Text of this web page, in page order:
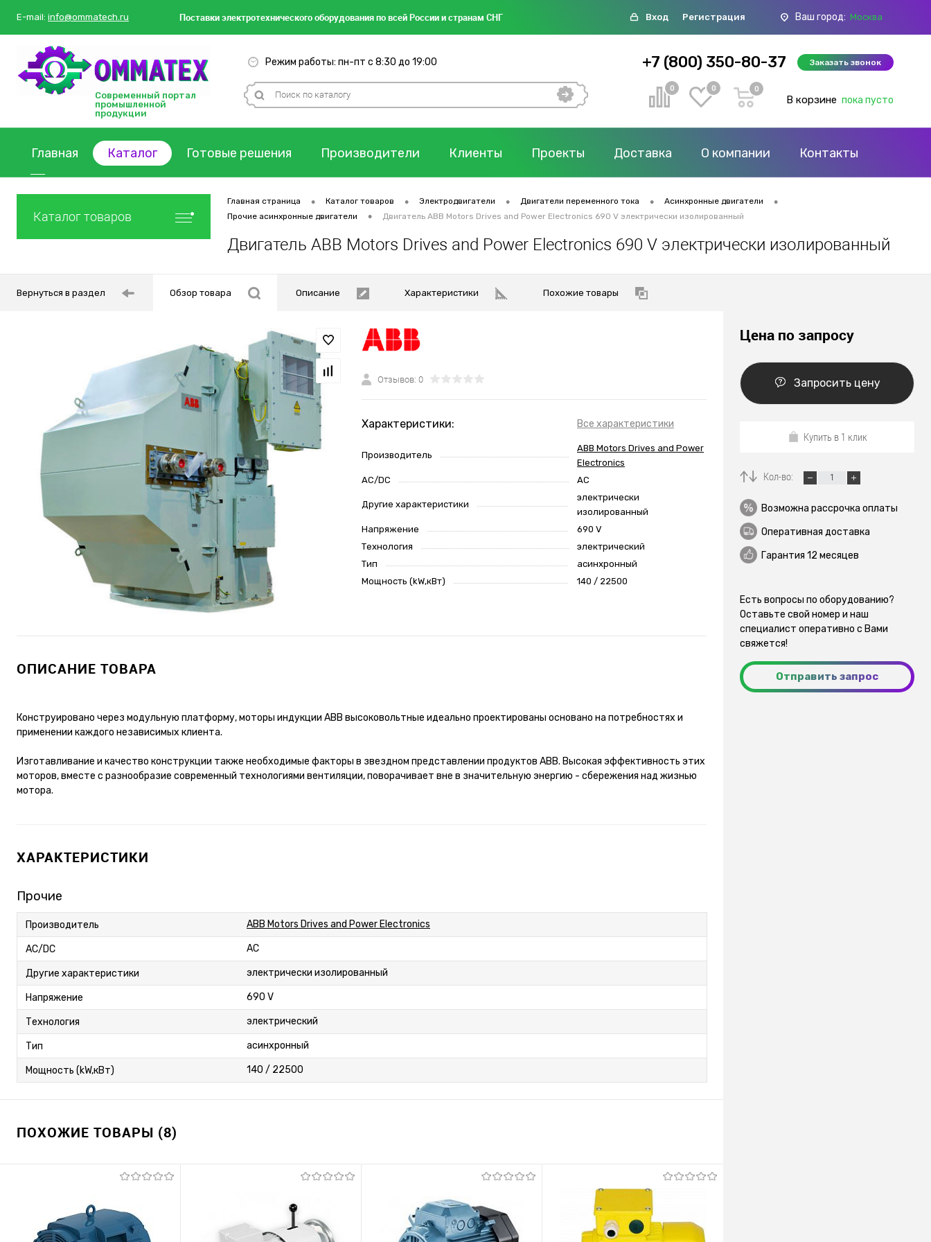
E-mail: info@ommatech.ru Поставкиэлектротехнического оборудования по всей России и странам СНГ Вход Регистрация Ваш город: Москва
Современный портал
промышленной
продукции
Режим работы: пн-пт с 8:30 до 19:00 +7 (800) 350-80-37 Заказать звонок
0 0 0
В корзине пока пусто
Главная Каталог Готовые решения Производители Клиенты Проекты Доставка О компании Контакты
Каталог товаров
Главная страница • Каталог товаров • Электродвигатели • Двигатели переменного тока • Асинхронные двигатели •
Прочие асинхронные двигатели • Двигатель ABB Motors Drives and Power Electronics 690 V электрически изолированный
Двигатель ABB Motors Drives and Power Electronics 690 V электрически изолированный
Вернуться в раздел Обзор товара Описание Характеристики Похожие товары
Отзывов: 0
Характеристики: Все характеристики
Производитель
ABB Motors Drives and Power
Electronics
AC/DC
AC
Другие характеристики
электрически
изолированный
Напряжение
690 V
Технология
электрический
Тип
асинхронный
Мощность (kW,кВт)
140 / 22500
ОПИСАНИЕ ТОВАРА
Конструировано через модульную платформу, моторы индукции ABB высоковольтные идеально проектированы основано на потребностях и
применении каждого независимых клиента.
Изготавливание и качество конструкции также необходимые факторы в звездном представлении продуктов ABB. Высокая эффективность этих
моторов, вместе с разнообразие современный технологиями вентиляции, поворачивает вне в значительную энергию - сбережения над жизнью
мотора.
ХАРАКТЕРИСТИКИ
Прочие
Производитель ABB Motors Drives and Power Electronics
AC/DC AC
Другие характеристики электрически изолированный
Напряжение 690 V
Технология электрический
Тип асинхронный
Мощность (kW,кВт) 140 / 22500
ПОХОЖИЕ ТОВАРЫ (8)
Цена по запросу
Запросить цену
Купить в 1 клик
Кол-во:
Возможна рассрочка оплаты
Оперативная доставка
Гарантия 12 месяцев
Есть вопросы по оборудованию?
Оставьте свой номер и наш
специалист оперативно с Вами
свяжется!
Отправить запрос